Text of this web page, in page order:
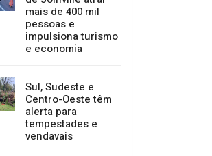
Festival de Dança
de Joinville atrai
mais de 400 mil
e economia
Sul, Sudeste e
Centro-Oeste têm